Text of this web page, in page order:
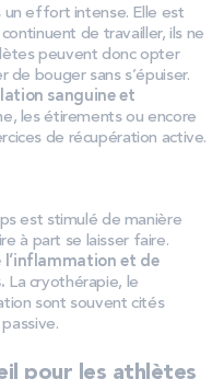
effort intense. Elle est
de travailler, ils ne
peuvent donc opter
bouger sans s’épuiser.
sanguine et
les étirements ou encore
de récupération active.
est stimulé de manière
à part se laisser faire.
l’inflammation et de
La cryothérapie, le
sont souvent cités
pour les athlètes